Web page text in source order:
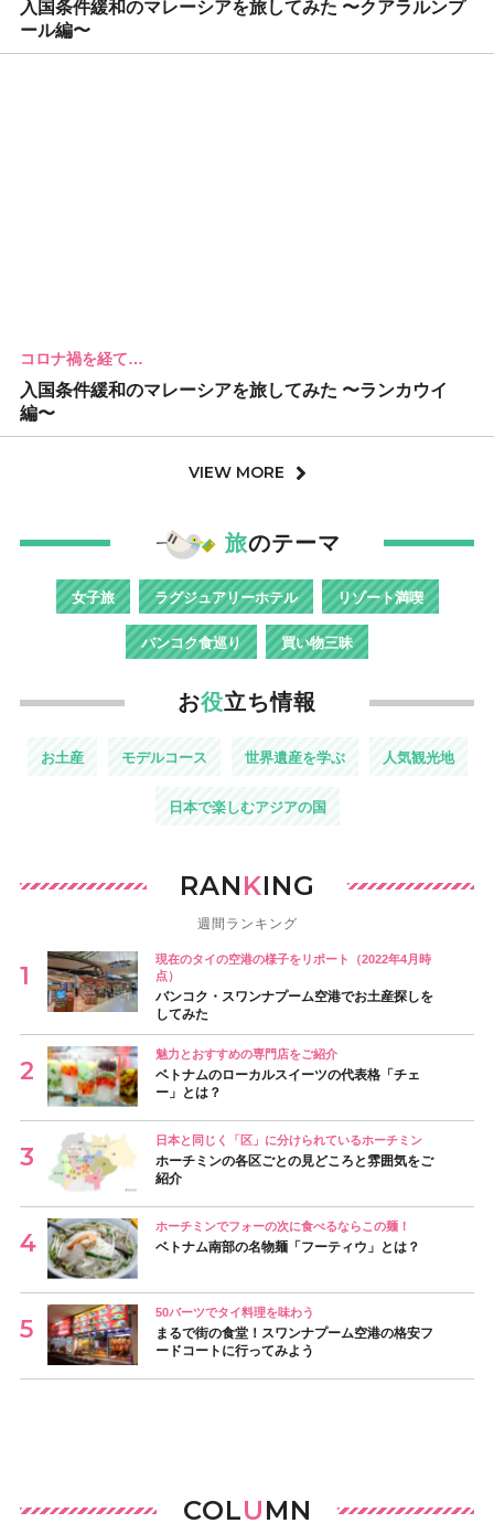
入国条件緩和のマレーシアを旅してみた 〜クアラルンプ
ール編〜
コロナ禍を経て…
入国条件緩和のマレーシアを旅してみた 〜ランカウイ
編〜
VIEW MORE
旅のテーマ
女子旅 ラグジュアリーホテル リゾート満喫
バンコク食巡り 買い物三昧
お役立ち情報
お土産 モデルコース 世界遺産を学ぶ 人気観光地
日本で楽しむアジアの国
RANKING
週間ランキング
現在のタイの空港の様子をリポート（2022年4月時
点）
バンコク・スワンナプーム空港でお土産探しを
してみた
魅力とおすすめの専門店をご紹介
ベトナムのローカルスイーツの代表格「チェ
ー」とは？
日本と同じく「区」に分けられているホーチミン
ホーチミンの各区ごとの見どころと雰囲気をご
紹介
ホーチミンでフォーの次に食べるならこの麺！
ベトナム南部の名物麺「フーティウ」とは？
50バーツでタイ料理を味わう
まるで街の食堂！スワンナプーム空港の格安フ
ードコートに行ってみよう
COLUMN